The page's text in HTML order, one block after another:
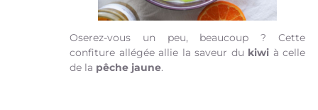
Oserez-vous un peu, beaucoup ? Cette
confiture allégée allie la saveur du kiwi à celle
de la pêche jaune.